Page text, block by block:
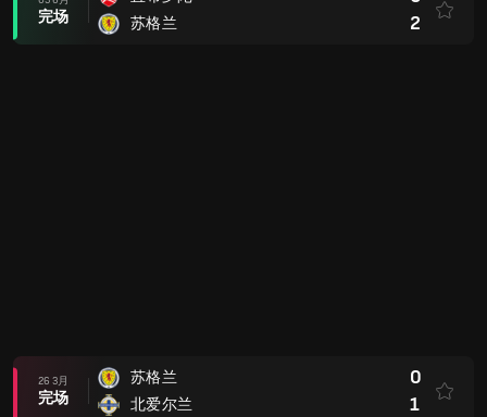
完场
苏格兰
2
26 3月
完场
苏格兰
北爱尔兰
0
1